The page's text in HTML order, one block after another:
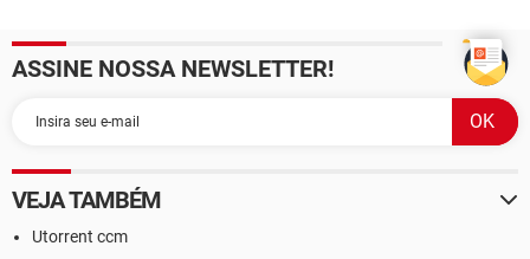
ASSINE NOSSA NEWSLETTER!
VEJA TAMBÉM
Utorrent ccm